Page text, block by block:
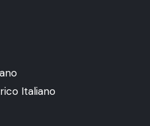
Italiano